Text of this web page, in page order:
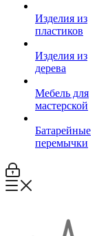
Изделия из
пластиков
Изделия из
дерева
Мебель для
мастерской
Батарейные
перемычки